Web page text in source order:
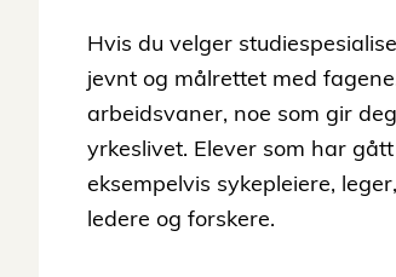
Hvis du velger
jevnt og målrettet med
arbeidsvaner, noe som gir
yrkeslivet. Elever som har
eksempelvis sykepleiere,
ledere og forskere.